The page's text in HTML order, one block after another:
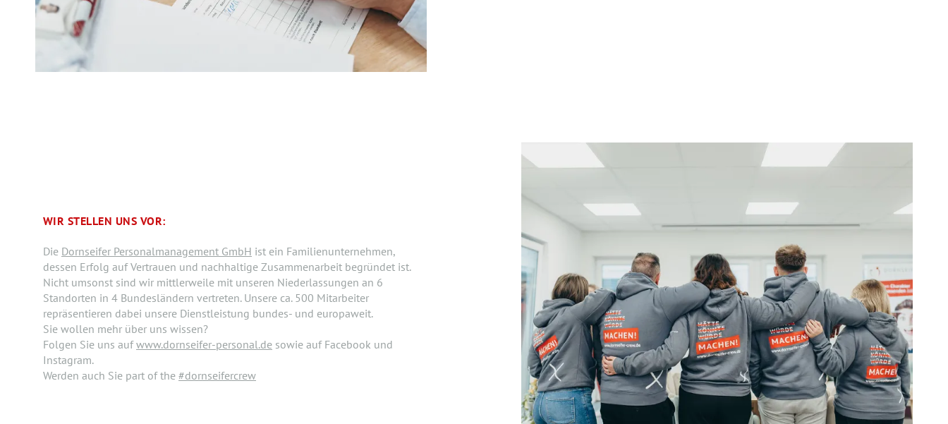
WIR STELLEN UNS VOR:
Die Dornseifer Personalmanagement GmbH ist ein Familienunternehmen,
dessen Erfolg auf Vertrauen und nachhaltige Zusammenarbeit begründet ist.
Nicht umsonst sind wir mittlerweile mit unseren Niederlassungen an 6
Standorten in 4 Bundesländern vertreten. Unsere ca. 500 Mitarbeiter
repräsentieren dabei unsere Dienstleistung bundes- und europaweit.
Sie wollen mehr über uns wissen?
Folgen Sie uns aufwww.dornseifer-personal.de sowie auf Facebook und
Instagram.
Werden auch Sie part of the #dornseifercrew